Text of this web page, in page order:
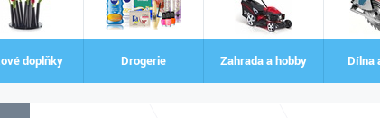
doplňky Drogerie Zahrada a hobby Dílna